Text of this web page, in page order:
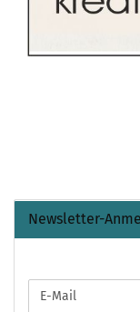
Newsletter-
ZUR
E-